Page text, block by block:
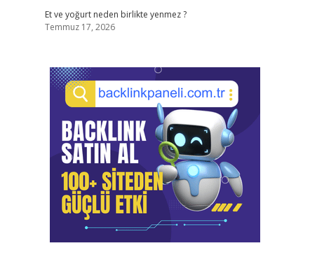
Et ve yoğurt neden birlikte yenmez ?
Temmuz 17, 2026